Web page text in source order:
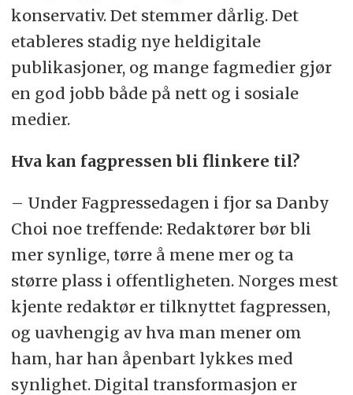
konservativ. Det stemmer dårlig. Det
etableres stadig nye heldigitale
publikasjoner, og mange fagmedier gjør
en god jobb både på nett og i sosiale
medier.
Hva kan fagpressen bli flinkere til?
– Under Fagpressedagen i fjor sa Danby
Choi noe treffende: Redaktører bør bli
mer synlige, tørre å mene mer og ta
større plass i offentligheten. Norges mest
kjente redaktør er tilknyttet fagpressen,
og uavhengig av hva man mener om
ham, har han åpenbart lykkes med
synlighet. Digital transformasjon er